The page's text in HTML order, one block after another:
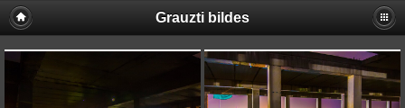
Grauzti bildes